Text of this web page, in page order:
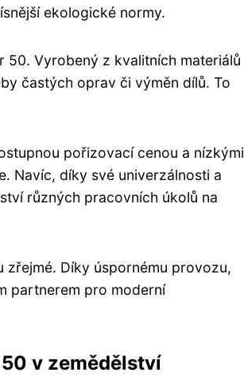
ekologické normy.
Vyrobený z kvalitních materiálů
častých oprav či výměn dílů. To
pořizovací cenou a nízkými
Navíc, díky své univerzálnosti a
různých pracovních úkolů na
Díky úspornému provozu,
partnerem pro moderní
v zemědělství